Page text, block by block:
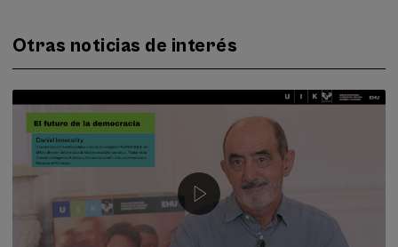
Otras noticias de interés